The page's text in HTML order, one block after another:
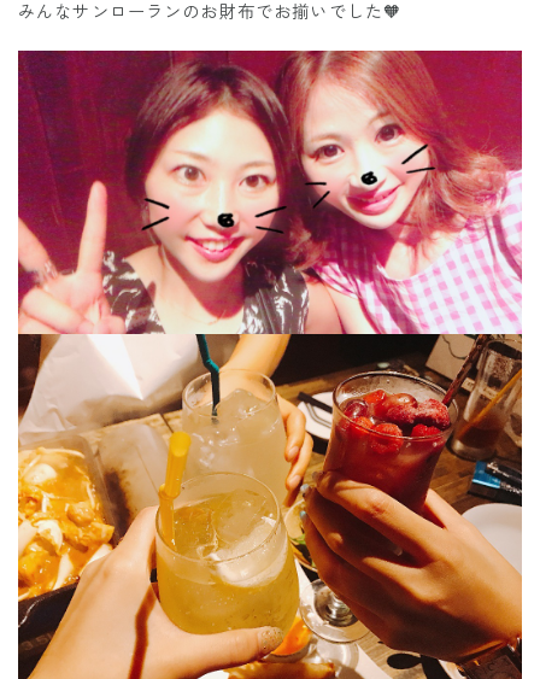
みんなサンローランのお財布でお揃いでした🧡